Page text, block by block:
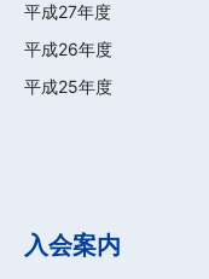
平成27年度
平成26年度
平成25年度
入会案内